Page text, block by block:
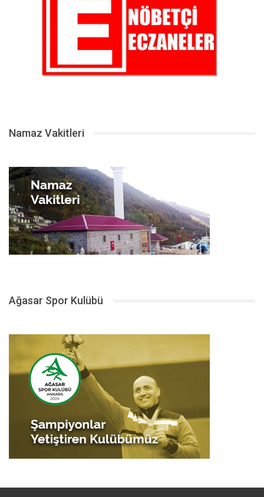
Namaz Vakitleri
Ağasar Spor Kulübü